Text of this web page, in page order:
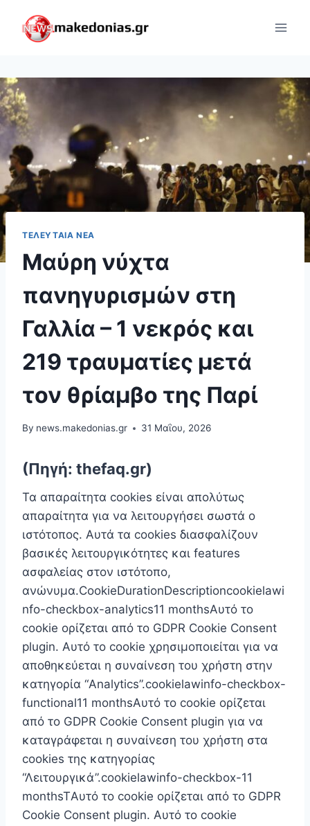
content
ΤΕΛΕΥΤΑΊΑ ΝΈΑ
Μαύρη νύχτα
πανηγυρισμών στη
Γαλλία – 1 νεκρός και
219 τραυματίες μετά
τον θρίαμβο της Παρί
By news.makedonias.gr 31 Μαΐου, 2026
(Πηγή: thefaq.gr)
Τα απαραίτητα cookies είναι απoλύτως
απαραίτητα για να λειτουργήσει σωστά ο
ιστότοπος. Αυτά τα cookies διασφαλίζουν
βασικές λειτουργικότητες και features
ασφαλείας στον ιστότοπο,
ανώνυμα.CookieDurationDescriptioncookielawi
nfo-checkbox-analytics11 monthsΑυτό το
cookie ορίζεται από το GDPR Cookie Consent
plugin. Αυτό το cookie χρησιμοποιείται για να
αποθηκεύεται η συναίνεση του χρήστη στην
κατηγορία “Analytics”.cookielawinfo-checkbox-
functional11 monthsΑυτό το cookie ορίζεται
από το GDPR Cookie Consent plugin για να
καταγράφεται η συναίνεση του χρήστη στα
cookies της κατηγορίας
“Λειτουργικά”.cookielawinfo-checkbox-11
monthsTΑυτό το cookie ορίζεται από το GDPR
Cookie Consent plugin. Αυτό το cookie